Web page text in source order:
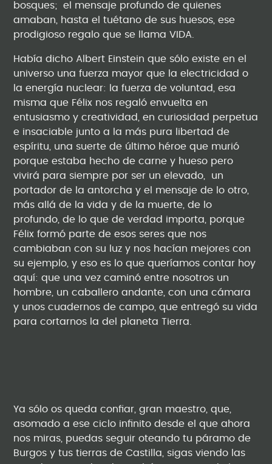
bosques; el mensaje profundo de quienes
amaban, hasta el tuétano de sus huesos, ese
prodigioso regalo que se llama VIDA.
Había dicho Albert Einstein que sólo existe en el
universo una fuerza mayor que la electricidad o
la energía nuclear: la fuerza de voluntad, esa
misma que Félix nos regaló envuelta en
entusiasmo y creatividad, en curiosidad perpetua
e insaciable junto a la más pura libertad de
espíritu, una suerte de último héroe que murió
porque estaba hecho de carne y hueso pero
vivirá para siempre por ser un elevado, un
portador de la antorcha y el mensaje de lo otro,
más allá de la vida y de la muerte, de lo
profundo, de lo que de verdad importa, porque
Félix formó parte de esos seres que nos
cambiaban con su luz y nos hacían mejores con
su ejemplo, y eso es lo que queríamos contar hoy
aquí: que una vez caminó entre nosotros un
hombre, un caballero andante, con una cámara
y unos cuadernos de campo, que entregó su vida
para cortarnos la del planeta Tierra.
Ya sólo os queda confiar, gran maestro, que,
asomado a ese ciclo infinito desde el que ahora
nos miras, puedas seguir oteando tu páramo de
Burgos y tus tierras de Castilla, sigas viendo las